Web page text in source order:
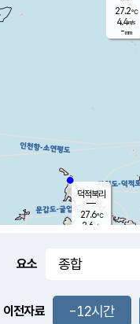
27.2℃
4.4m/s
-mm
덕적북리
27.6℃
2.6 m/s
요소
이전자료 -12시간